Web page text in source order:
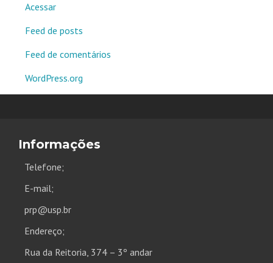
Acessar
Feed de posts
Feed de comentários
WordPress.org
Informações
Telefone;
E-mail;
prp@usp.br
Endereço;
Rua da Reitoria, 374 – 3º andar